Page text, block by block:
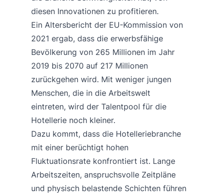
diesen Innovationen zu profitieren.
Ein Altersbericht der EU-Kommission von
2021 ergab, dass die erwerbsfähige
Bevölkerung von 265 Millionen im Jahr
2019 bis 2070 auf 217 Millionen
zurückgehen wird. Mit weniger jungen
Menschen, die in die Arbeitswelt
eintreten, wird der Talentpool für die
Hotellerie noch kleiner.
Dazu kommt, dass die Hotelleriebranche
mit einer berüchtigt hohen
Fluktuationsrate konfrontiert ist. Lange
Arbeitszeiten, anspruchsvolle Zeitpläne
und physisch belastende Schichten führen